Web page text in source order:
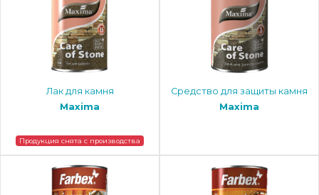
Лак для камня
Maxima
Продукция снята с производства
Средство для защиты камня
Maxima